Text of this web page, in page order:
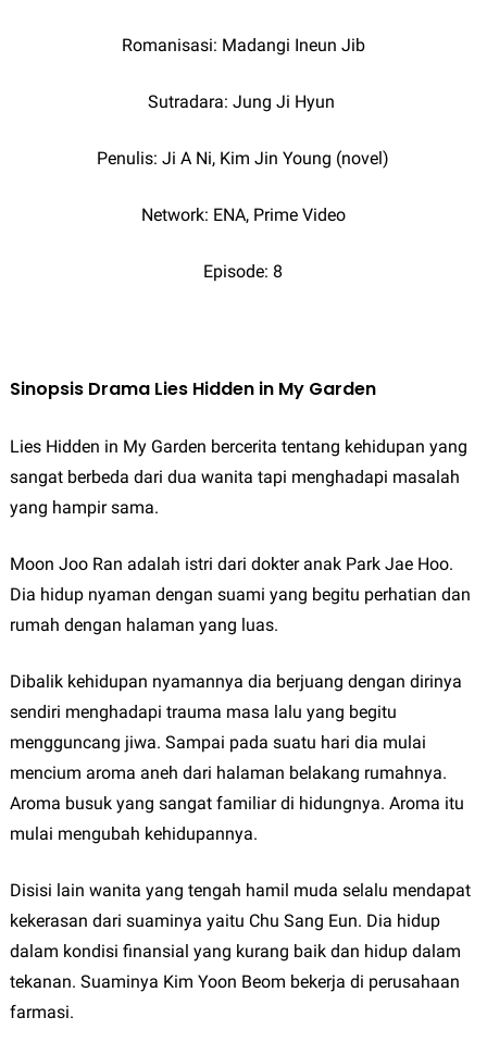
Romanisasi: Madangi Ineun Jib
Sutradara: Jung Ji Hyun
Penulis: Ji A Ni, Kim Jin Young (novel)
Network: ENA, Prime Video
Episode: 8
Sinopsis Drama Lies Hidden in My Garden
Lies Hidden in My Garden bercerita tentang kehidupan yang
sangat berbeda dari dua wanita tapi menghadapi masalah
yang hampir sama.
Moon Joo Ran adalah istri dari dokter anak Park Jae Hoo.
Dia hidup nyaman dengan suami yang begitu perhatian dan
rumah dengan halaman yang luas.
Dibalik kehidupan nyamannya dia berjuang dengan dirinya
sendiri menghadapi trauma masa lalu yang begitu
mengguncang jiwa. Sampai pada suatu hari dia mulai
mencium aroma aneh dari halaman belakang rumahnya.
Aroma busuk yang sangat familiar di hidungnya. Aroma itu
mulai mengubah kehidupannya.
Disisi lain wanita yang tengah hamil muda selalu mendapat
kekerasan dari suaminya yaitu Chu Sang Eun. Dia hidup
dalam kondisi finansial yang kurang baik dan hidup dalam
tekanan. Suaminya Kim Yoon Beom bekerja di perusahaan
farmasi.